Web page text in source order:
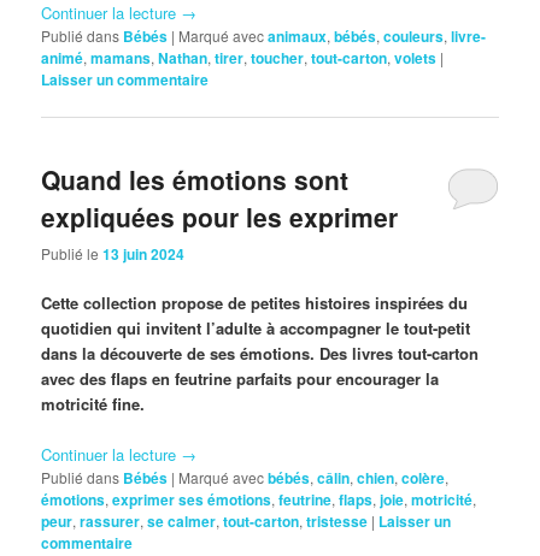
Continuer la lecture →
Publié dans Bébés | Marqué avecanimaux,bébés,couleurs,livre-
animé,mamans,Nathan,tirer,toucher,tout-carton,volets |
Laisser un commentaire
Quand les émotions sont
expliquées pour les exprimer
Publié le13 juin 2024
Cette collection propose de petites histoires inspirées du
quotidien qui invitent l’adulte à accompagner le tout-petit
dans la découverte de ses émotions. Des livres tout-carton
avec des flaps en feutrine parfaits pour encourager la
motricité fine.
Continuer la lecture →
Publié dans Bébés | Marqué avecbébés,câlin,chien,colère,
émotions,exprimer ses émotions,feutrine,flaps,joie,motricité,
peur,rassurer,se calmer,tout-carton,tristesse | Laisser un
commentaire